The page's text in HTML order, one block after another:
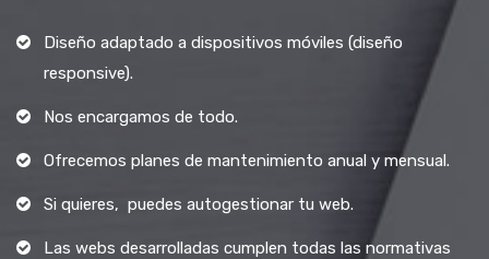
Diseño adaptado a dispositivos móviles (diseño
responsive).
Nos encargamos de todo.
Ofrecemos planes de mantenimiento anual y mensual.
Si quieres, puedes autogestionar tu web.
Las webs desarrolladas cumplen todas las normativas